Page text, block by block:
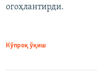
огоҳлантирди.
Кўпроқ ўқиш